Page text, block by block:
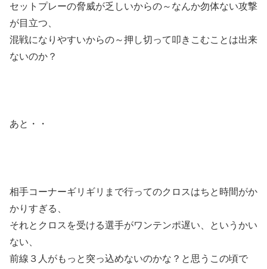
セットプレーの脅威が乏しいからの～なんか勿体ない攻撃
が目立つ、
混戦になりやすいからの～押し切って叩きこむことは出来
ないのか？
あと・・
相手コーナーギリギリまで行ってのクロスはちと時間がか
かりすぎる、
それとクロスを受ける選手がワンテンポ遅い、というかい
ない、
前線３人がもっと突っ込めないのかな？と思うこの頃で